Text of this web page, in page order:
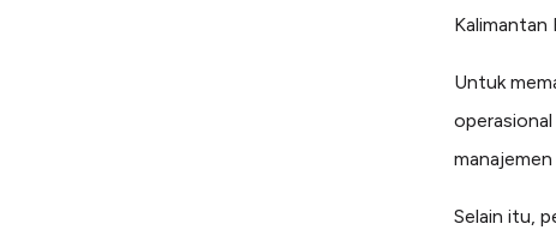
Kalimantan
Untuk
operasional
Selain itu,